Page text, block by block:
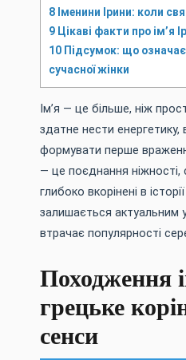
8 Іменини Ірини: коли
9 Цікаві факти про ім’я
10 Підсумок: що означає
сучасної жінки
Ім’я — це більше, ніж
здатне нести
формувати перше
— це поєднання ніжності,
глибоко вкорінені в
залишається актуальним у
втрачає популярності
Походження
грецьке
сенси